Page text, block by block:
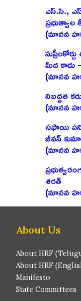
ఎస్‌.సి.,
ప్రభుత్వాల
(మానవ
మీద కాదు
(మానవ
నిబద్ధత
(మానవ
సఫాయి పని
జీవన్‌
(మానవ
శరత్‌
(మానవ
About Us
About HRF
About HRF
Manifesto
State Committees